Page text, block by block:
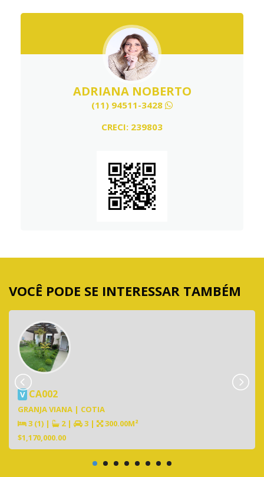
ADRIANA NOBERTO
(11) 94511-3428
CRECI: 239803
VOCÊ PODE SE INTERESSAR TAMBÉM
V CA002
GRANJA VIANA | COTIA
3 (1) | 2 | 3 |
300.00M²
$1,170,000.00